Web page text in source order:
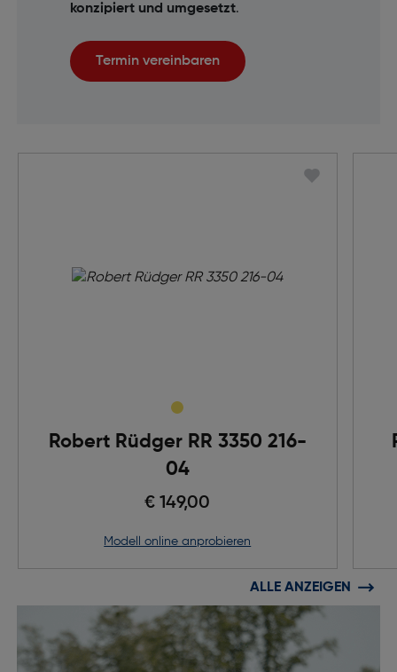
konzipiert und umgesetzt.
Termin vereinbaren
Robert Rüdger RR 3350 216-
04
€ 149,00
Modell online anprobieren
ALLE ANZEIGEN